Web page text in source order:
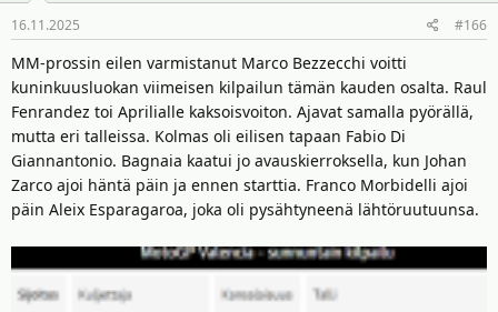
16.11.2025 #166
MM-prossin eilen varmistanut Marco Bezzecchi voitti
kuninkuusluokan viimeisen kilpailun tämän kauden osalta. Raul
Fenrandez toi Aprilialle kaksoisvoiton. Ajavat samalla pyörällä,
mutta eri talleissa. Kolmas oli eilisen tapaan Fabio Di
Giannantonio. Bagnaia kaatui jo avauskierroksella, kun Johan
Zarco ajoi häntä päin ja ennen starttia. Franco Morbidelli ajoi
päin Aleix Esparagaroa, joka oli pysähtyneenä lähtöruutuunsa.